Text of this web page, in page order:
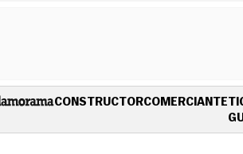
CONSTRUCTORCOMERCIANTE